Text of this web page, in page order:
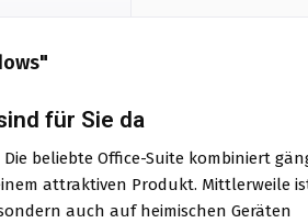
für Sie da
beliebte Office-Suite kombiniert
attraktiven Produkt. Mittlerweile
auch auf heimischen Geräten